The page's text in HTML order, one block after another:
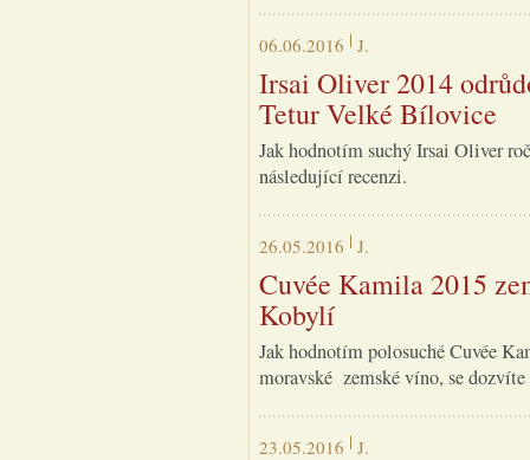
06.06.2016 J.
Irsai Oliver 2014
Tetur Velké Bílovice
Jak hodnotím suchý Irsai Oliver
následující recenzi.
26.05.2016 J.
Cuvée Kamila 2015
Kobylí
Jak hodnotím polosuché Cuvée
moravské zemské víno, se
23.05.2016 J.